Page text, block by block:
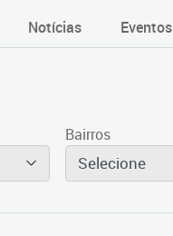
Notícias Eventos
Bairros
Selecione